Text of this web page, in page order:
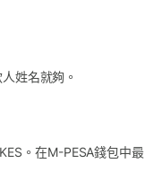
姓名就夠。
。在M-PESA錢包中最